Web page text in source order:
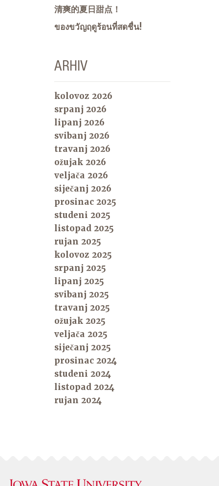
清爽的夏日甜点！
ของขวัญฤดูร้อนที่สดชื่น!
ARHIV
kolovoz 2026
srpanj 2026
lipanj 2026
svibanj 2026
travanj 2026
ožujak 2026
veljača 2026
siječanj 2026
prosinac 2025
studeni 2025
listopad 2025
rujan 2025
kolovoz 2025
srpanj 2025
lipanj 2025
svibanj 2025
travanj 2025
ožujak 2025
veljača 2025
siječanj 2025
prosinac 2024
studeni 2024
listopad 2024
rujan 2024